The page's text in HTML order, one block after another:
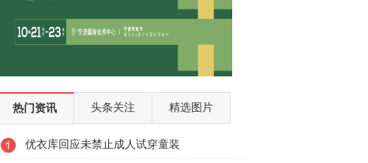
热门资讯 头条关注 精选图片
优衣库回应未禁止成人试穿童装